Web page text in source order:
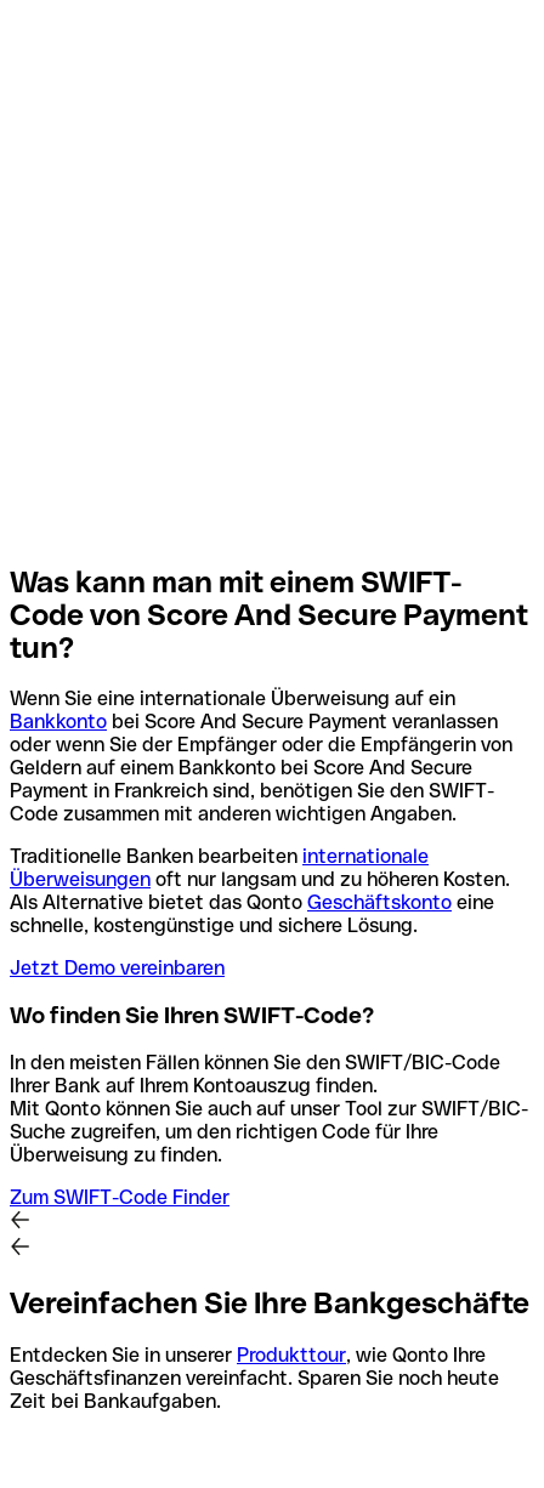
Was kann man mit einem SWIFT-
Code von Score And Secure Payment
tun?
Wenn Sie eine internationale Überweisung auf ein
Bankkonto bei Score And Secure Payment veranlassen
oder wenn Sie der Empfänger oder die Empfängerin von
Geldern auf einem Bankkonto bei Score And Secure
Payment in Frankreich sind, benötigen Sie den SWIFT-
Code zusammen mit anderen wichtigen Angaben.
Traditionelle Banken bearbeiten internationale
Überweisungen oft nur langsam und zu höheren Kosten.
Als Alternative bietet das Qonto Geschäftskonto eine
schnelle, kostengünstige und sichere Lösung.
Jetzt Demo vereinbaren
Wo finden Sie Ihren SWIFT-Code?
In den meisten Fällen können Sie den SWIFT/BIC-Code
Ihrer Bank auf Ihrem Kontoauszug finden.
Mit Qonto können Sie auch auf unser Tool zur SWIFT/BIC-
Suche zugreifen, um den richtigen Code für Ihre
Überweisung zu finden.
Zum SWIFT-Code Finder
Vereinfachen Sie Ihre Bankgeschäfte
Entdecken Sie in unserer Produkttour, wie Qonto Ihre
Geschäftsfinanzen vereinfacht. Sparen Sie noch heute
Zeit bei Bankaufgaben.